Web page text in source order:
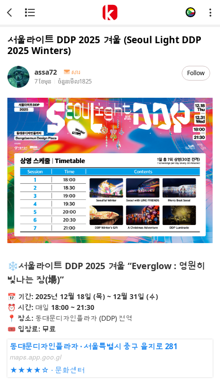
서울라이트 DDP 2025 겨울 (Seoul Light DDP
2025 Winters)
assa72
សារ
7 ខែមុន
ចំនួនមើល1825
Follow
❄️서울라이트 DDP 2025 겨울 “Everglow : 영원히
빛나는 장(場)”
📅 기간: 2025년 12월 18일 (목) ~ 12월 31일 (수)
⏰ 시간: 매일 18:00 ~ 21:30
📍 장소: 동대문디자인플라자 (DDP) 전역
🎟️ 입장료: 무료
동대문디자인플라자 · 서울특별시 중구 을지로 281
maps.app.goo.gl
★★★★☆ · 문화센터